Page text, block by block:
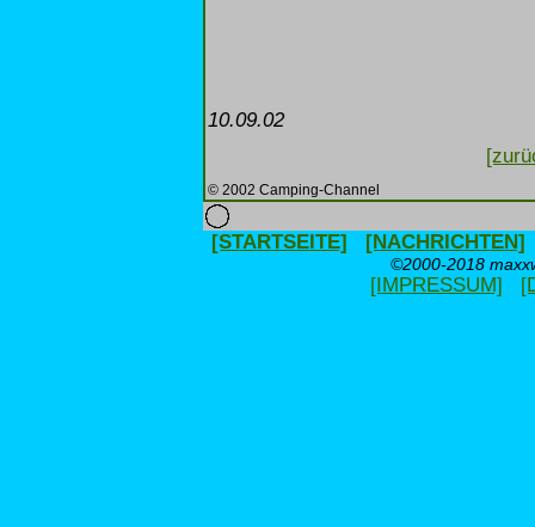
10.09.02
© 2002 Camping-Channel
[STARTSEITE] [NACHRICHTEN]
©2000-2018
[IMPRESSUM]